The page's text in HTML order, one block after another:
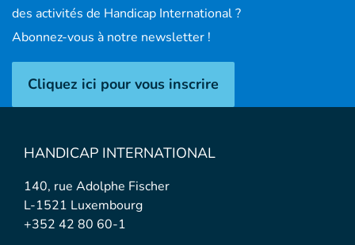
des activités de Handicap International ?
Abonnez-vous à notre newsletter !
Cliquez ici pour vous inscrire
HANDICAP INTERNATIONAL
140, rue Adolphe Fischer
L-1521 Luxembourg
+352 42 80 60-1